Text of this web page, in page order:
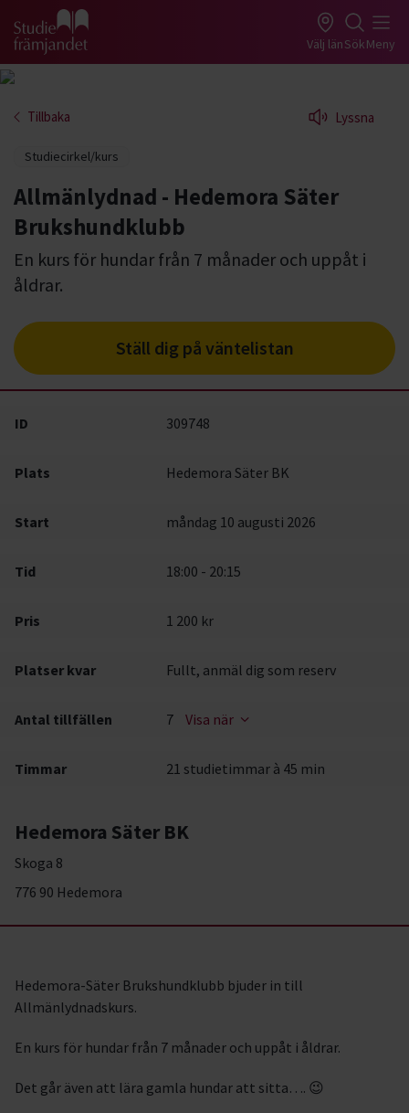
Gå till studiefrämjandets startsida Välj länSökMeny
Tillbaka Lyssna
Studiecirkel/kurs
Allmänlydnad - Hedemora Säter
Brukshundklubb
En kurs för hundar från 7 månader och uppåt i
åldrar.
Ställ dig på väntelistan
ID 309748
Plats Hedemora Säter BK
Start måndag 10 augusti 2026
Tid 18:00 - 20:15
Pris 1 200 kr
Platser kvar Fullt, anmäl dig som reserv
Antal tillfällen 7 Visa när
Timmar 21 studietimmar à 45 min
Hedemora Säter BK
Skoga 8
776 90 Hedemora
Hedemora-Säter Brukshundklubb bjuder in till
Allmänlydnadskurs.
En kurs för hundar från 7 månader och uppåt i åldrar.
Det går även att lära gamla hundar att sitta…. 😉